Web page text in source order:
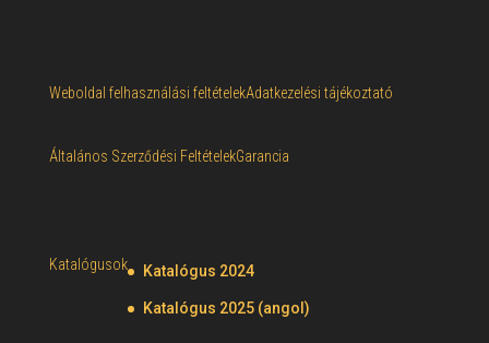
Weboldal felhasználási feltételekAdatkezelési tájékoztató
Általános Szerződési FeltételekGarancia
Katalógusok Katalógus 2024
Katalógus 2025 (angol)